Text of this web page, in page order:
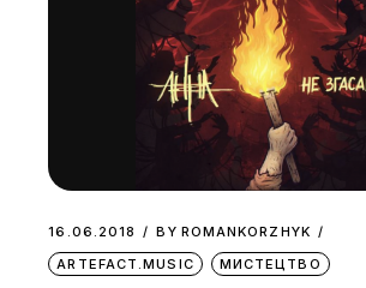
16.06.2018 BY ROMANKORZHYK
ARTEFACT.MUSIC
МИСТЕЦТВО